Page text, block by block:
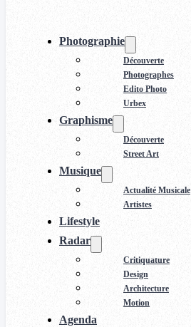
Photographie
Découverte
Photographes
Edito Photo
Urbex
Graphisme
Découverte
Street Art
Musique
Actualité Musicale
Artistes
Lifestyle
Radar
Critiquature
Design
Architecture
Motion
Agenda